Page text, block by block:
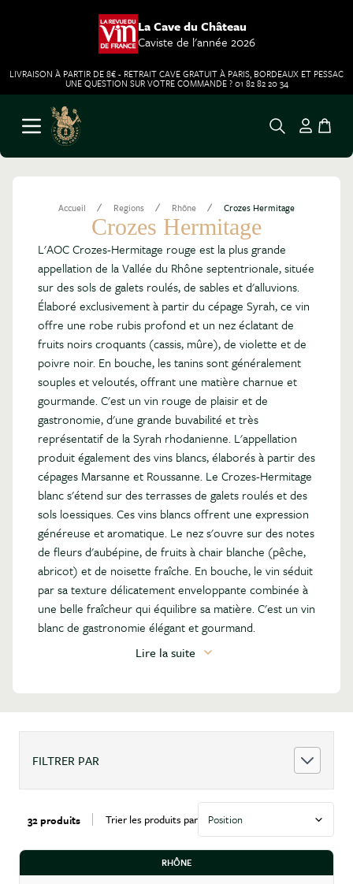
La Cave du Château
Caviste de l'année 2026
LIVRAISON À PARTIR DE 8€ - RETRAIT CAVE GRATUIT À PARIS, BORDEAUX ET PESSAC
UNE QUESTION SUR VOTRE COMMANDE ? 01 82 82 20 34
Aller au contenu
Ouvrir le menu
Accueil / Regions / Rhône / Crozes Hermitage
Crozes Hermitage
L'AOC Crozes-Hermitage rouge est la plus grande
appellation de la Vallée du Rhône septentrionale, située
sur des sols de galets roulés, de sables et d'alluvions.
Élaboré exclusivement à partir du cépage Syrah, ce vin
offre une robe rubis profond et un nez éclatant de
fruits noirs croquants (cassis, mûre), de violette et de
poivre noir. En bouche, les tanins sont généralement
souples et veloutés, offrant une matière charnue et
gourmande. C'est un vin rouge de plaisir et de
gastronomie, d'une grande buvabilité et très
représentatif de la Syrah rhodanienne. L'appellation
produit également des vins blancs, élaborés à partir des
cépages Marsanne et Roussanne. Le Crozes-Hermitage
blanc s'étend sur des terrasses de galets roulés et des
sols loessiques. Ces vins blancs offrent une expression
généreuse et aromatique. Le nez s'ouvre sur des notes
de fleurs d'aubépine, de fruits à chair blanche (pêche,
abricot) et de noisette fraîche. En bouche, le vin séduit
par sa texture délicatement enveloppante combinée à
une belle fraîcheur qui équilibre sa matière. C'est un vin
blanc de gastronomie élégant et gourmand.
Lire la suite
FILTRER PAR
32 produits Trier les produits par
RHÔNE